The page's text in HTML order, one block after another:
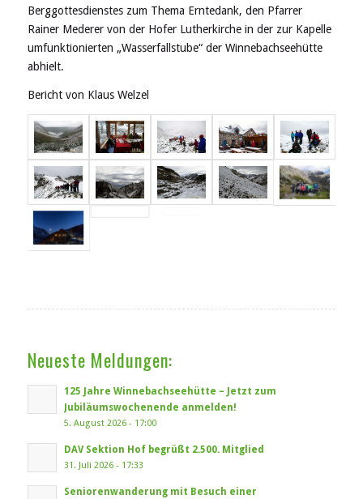
Berggottesdienstes zum Thema Erntedank, den Pfarrer
Rainer Mederer von der Hofer Lutherkirche in der zur Kapelle
umfunktionierten „Wasserfallstube“ der Winnebachseehütte
abhielt.
Bericht von Klaus Welzel
Neueste Meldungen:
125 Jahre Winnebachseehütte – Jetzt zum
Jubiläumswochenende anmelden!
5. August 2026 - 17:00
DAV Sektion Hof begrüßt 2.500. Mitglied
31. Juli 2026 - 17:33
Seniorenwanderung mit Besuch einer